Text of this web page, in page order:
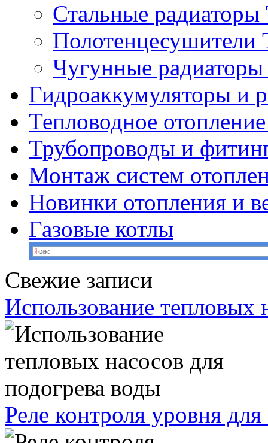
Стальные
Чугунные
Гидроаккумуляторы и
Тепловодное
Трубопроводы и
Монтаж систем
Новинки отопления и
Газовые котлы
Свежие записи
Использование тепловых
Реле контроля уровня